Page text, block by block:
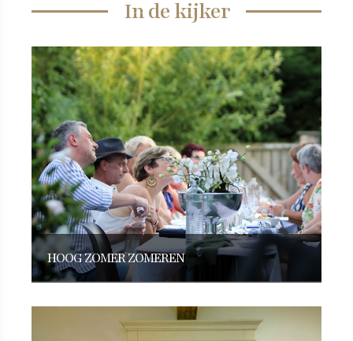
In de kijker
HOOG ZOMER ZOMEREN